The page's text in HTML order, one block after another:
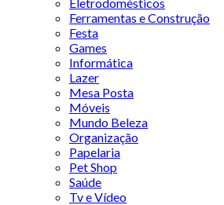
Ferramentas e Construção
Festa
Games
Informática
Lazer
Mesa Posta
Móveis
Mundo Beleza
Organização
Papelaria
Pet Shop
Saúde
Tv e Vídeo